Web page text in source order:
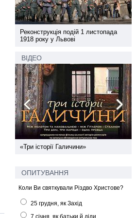
Реконструкція подій 1 листопада
1918 року у Львові
ВІДЕО
«Три історії Галичини»
ОПИТУВАННЯ
Коли Ви святкували Різдво Христове?
25 грудня, як Захід
7 січня, як батьки й діди